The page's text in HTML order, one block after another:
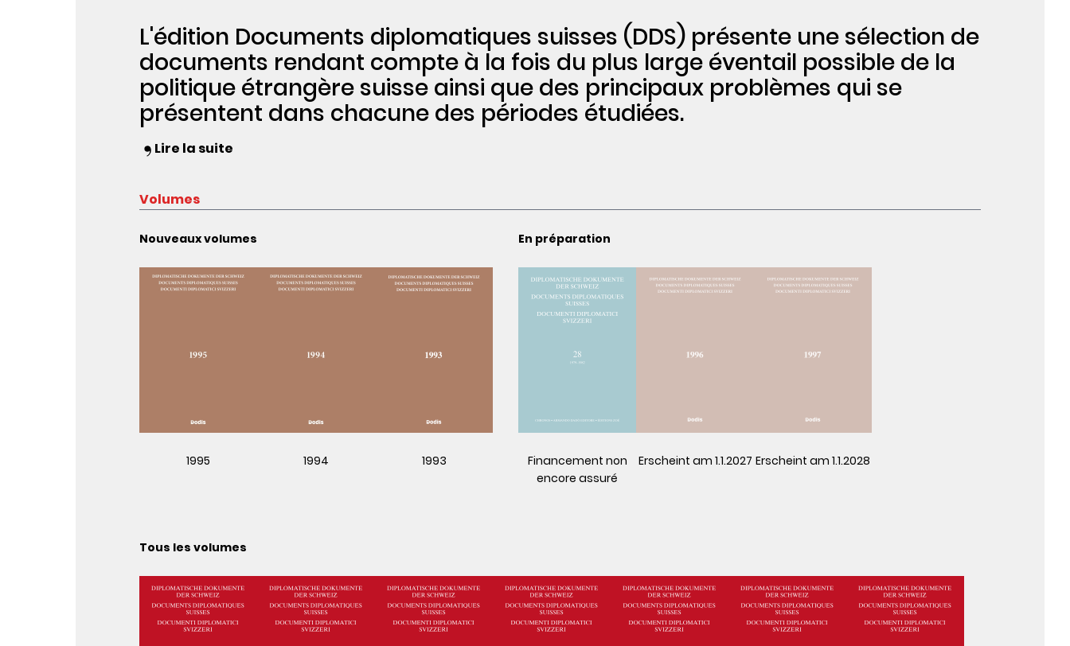
L'édition Documents diplomatiques suisses (DDS) présente une sélection de
documents rendant compte à la fois du plus large éventail possible de la
politique étrangère suisse ainsi que des principaux problèmes qui se
présentent dans chacune des périodes étudiées.
Lire la suite
Volumes
Nouveaux volumes
1995 1994 1993
En préparation
Financement non
encore assuré
Erscheint am 1.1.2027 Erscheint am 1.1.2028
Tous les volumes